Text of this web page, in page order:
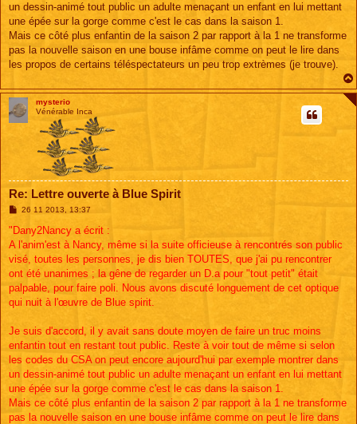
un dessin-animé tout public un adulte menaçant un enfant en lui mettant
une épée sur la gorge comme c'est le cas dans la saison 1.
Mais ce côté plus enfantin de la saison 2 par rapport à la 1 ne transforme
pas la nouvelle saison en une bouse infâme comme on peut le lire dans
les propos de certains téléspectateurs un peu trop extrèmes (je trouve).
mysterio
Vénérable Inca
Re: Lettre ouverte à Blue Spirit
M
s
a
g
26 11 2013, 13:37
"Dany2Nancy a écrit :
A l'anim'est à Nancy, même si la suite officieuse à rencontrés son public
visé, toutes les personnes, je dis bien TOUTES, que j'ai pu rencontrer
ont été unanimes ; la gêne de regarder un D.a pour "tout petit" était
palpable, pour faire poli. Nous avons discuté longuement de cet optique
qui nuit à l'œuvre de Blue spirit.
Je suis d'accord, il y avait sans doute moyen de faire un truc moins
enfantin tout en restant tout public. Reste à voir tout de même si selon
les codes du CSA on peut encore aujourd'hui par exemple montrer dans
un dessin-animé tout public un adulte menaçant un enfant en lui mettant
une épée sur la gorge comme c'est le cas dans la saison 1.
Mais ce côté plus enfantin de la saison 2 par rapport à la 1 ne transforme
pas la nouvelle saison en une bouse infâme comme on peut le lire dans